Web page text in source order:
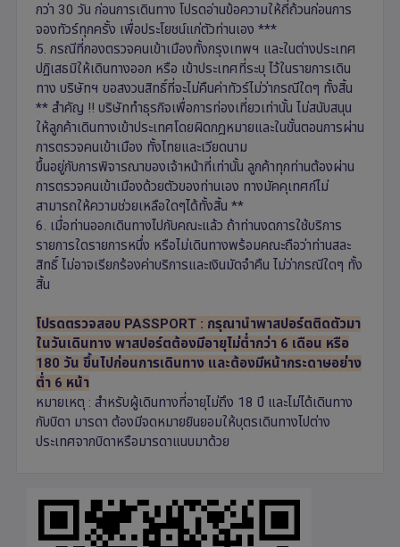
กว่า 30 วัน ก่อนการเดินทาง โปรดอ่านข้อความให้ถี่ถ้วนก่อนการ
จองทัวร์ทุกครั้ง เพื่อประโยชน์แก่ตัวท่านเอง ***
5. กรณีที่กองตรวจคนเข้าเมืองทั้งกรุงเทพฯ และในต่างประเทศ
ปฏิเสธมิให้เดินทางออก หรือ เข้าประเทศที่ระบุ ไว้ในรายการเดิน
ทาง บริษัทฯ ขอสงวนสิทธิ์ที่จะไม่คืนค่าทัวร์ไม่ว่ากรณีใดๆ ทั้งสิ้น
** สำคัญ !! บริษัททำธุรกิจเพื่อการท่องเที่ยวเท่านั้น ไม่สนับสนุน
ให้ลูกค้าเดินทางเข้าประเทศโดยผิดกฎหมายและในขั้นตอนการผ่าน
การตรวจคนเข้าเมือง ทั้งไทยและเวียดนาม
ขึ้นอยู่กับการพิจารณาของเจ้าหน้าที่เท่านั้น ลูกค้าทุกท่านต้องผ่าน
การตรวจคนเข้าเมืองด้วยตัวของท่านเอง ทางมัคคุเทศก์ไม่
สามารถให้ความช่วยเหลือใดๆได้ทั้งสิ้น **
6. เมื่อท่านออกเดินทางไปกับคณะแล้ว ถ้าท่านงดการใช้บริการ
รายการใดรายการหนึ่ง หรือไม่เดินทางพร้อมคณะถือว่าท่านสละ
สิทธิ์ ไม่อาจเรียกร้องค่าบริการและเงินมัดจำคืน ไม่ว่ากรณีใดๆ ทั้ง
สิ้น
โปรดตรวจสอบ PASSPORT : กรุณานำพาสปอร์ตติดตัวมา
ในวันเดินทาง พาสปอร์ตต้องมีอายุไม่ต่ำกว่า 6 เดือน หรือ
180 วัน ขึ้นไปก่อนการเดินทาง และต้องมีหน้ากระดาษอย่าง
ต่ำ 6 หน้า
หมายเหตุ : สำหรับผู้เดินทางที่อายุไม่ถึง 18 ปี และไม่ได้เดินทาง
กับบิดา มารดา ต้องมีจดหมายยินยอมให้บุตรเดินทางไปต่าง
ประเทศจากบิดาหรือมารดาแนบมาด้วย